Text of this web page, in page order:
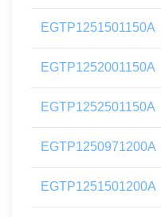
EGTP1251501150A
EGTP1252001150A
EGTP1252501150A
EGTP1250971200A
EGTP1251501200A